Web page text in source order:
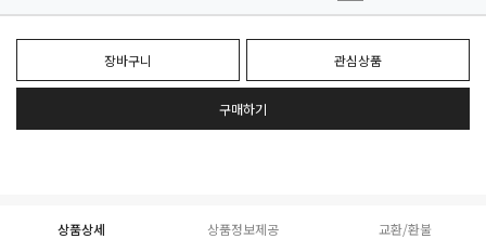
장바구니 관심상품
구매하기
상품상세 상품정보제공 교환/환불